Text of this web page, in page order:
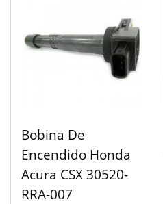
Bobina De
Encendido Honda
Acura CSX 30520-
RRA-007